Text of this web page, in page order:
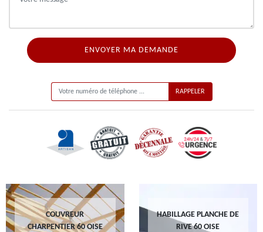
COUVREUR
CHARPENTIER 60 OISE
HABILLAGE PLANCHE DE
RIVE 60 OISE